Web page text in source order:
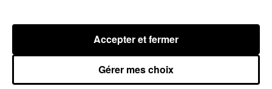
Gérer mes choix
Accepter et fermer